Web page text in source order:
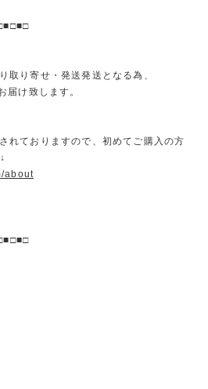
取り寄せ・発送発送となる為、
届け致します。
れておりますので、初めてご購入の方
about